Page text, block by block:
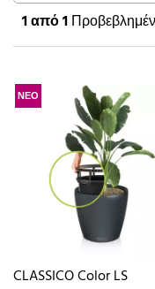
1από 1
ΝΕΟ
CLASSICO Color LS